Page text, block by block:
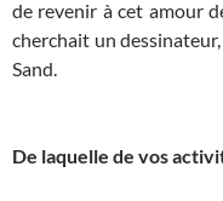
de revenir à cet amour
cherchait un
Sand.
De laquelle de vos